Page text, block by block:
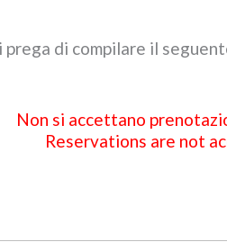
di compilare il
Non si accettano
Reservations are not